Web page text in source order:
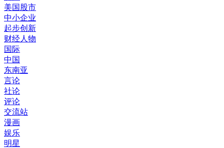
美国股市
中小企业
起步创新
财经人物
国际
中国
东南亚
言论
社论
评论
交流站
漫画
娱乐
明星